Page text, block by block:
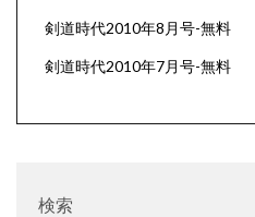
剣道時代2010年8月号-無料
剣道時代2010年7月号-無料
検索